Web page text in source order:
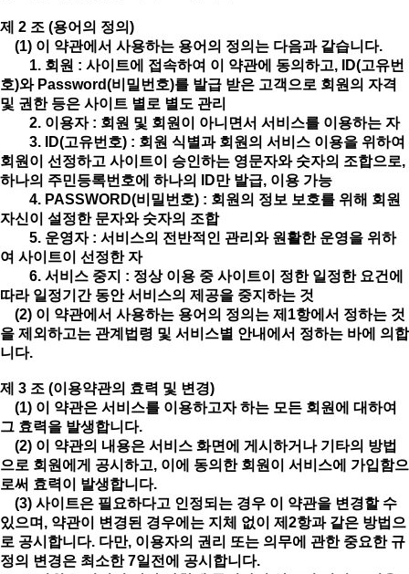
제 2 조 (용어의 정의)
(1) 이 약관에서 사용하는 용어의 정의는 다음과 같습니다.
1. 회원 : 사이트에 접속하여 이 약관에 동의하고, ID(고유번
호)와 Password(비밀번호)를 발급 받은 고객으로 회원의 자격
및 권한 등은 사이트 별로 별도 관리
2. 이용자 : 회원 및 회원이 아니면서 서비스를 이용하는 자
3. ID(고유번호) : 회원 식별과 회원의 서비스 이용을 위하여
회원이 선정하고 사이트이 승인하는 영문자와 숫자의 조합으로,
하나의 주민등록번호에 하나의 ID만 발급, 이용 가능
4. PASSWORD(비밀번호) : 회원의 정보 보호를 위해 회원
자신이 설정한 문자와 숫자의 조합
5. 운영자 : 서비스의 전반적인 관리와 원활한 운영을 위하
여 사이트이 선정한 자
6. 서비스 중지 : 정상 이용 중 사이트이 정한 일정한 요건에
따라 일정기간 동안 서비스의 제공을 중지하는 것
(2) 이 약관에서 사용하는 용어의 정의는 제1항에서 정하는 것
을 제외하고는 관계법령 및 서비스별 안내에서 정하는 바에 의합
니다.
제 3 조 (이용약관의 효력 및 변경)
(1) 이 약관은 서비스를 이용하고자 하는 모든 회원에 대하여
그 효력을 발생합니다.
(2) 이 약관의 내용은 서비스 화면에 게시하거나 기타의 방법
으로 회원에게 공시하고, 이에 동의한 회원이 서비스에 가입함으
로써 효력이 발생합니다.
(3) 사이트은 필요하다고 인정되는 경우 이 약관을 변경할 수
있으며, 약관이 변경된 경우에는 지체 없이 제2항과 같은 방법으
로 공시합니다. 다만, 이용자의 권리 또는 의무에 관한 중요한 규
정의 변경은 최소한 7일전에 공시합니다.